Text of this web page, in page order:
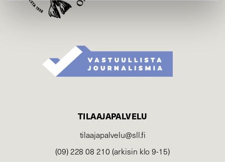
TILAAJAPALVELU
tilaajapalvelu@sll.fi
(09) 228 08 210 (arkisin klo 9-15)